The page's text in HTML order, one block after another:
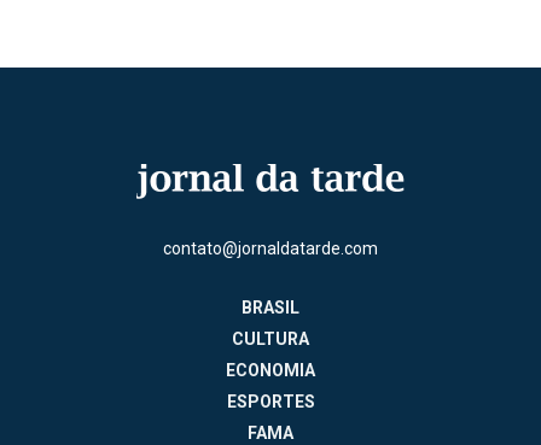
contato@jornaldatarde.com
BRASIL
CULTURA
ECONOMIA
ESPORTES
FAMA